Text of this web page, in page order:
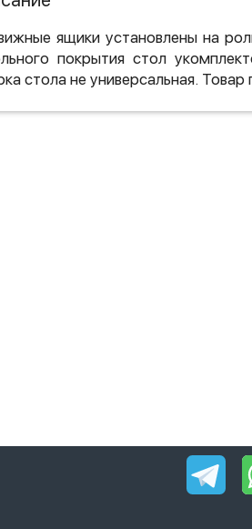
ящики установлены на
покрытия стол
стола не универсальная.